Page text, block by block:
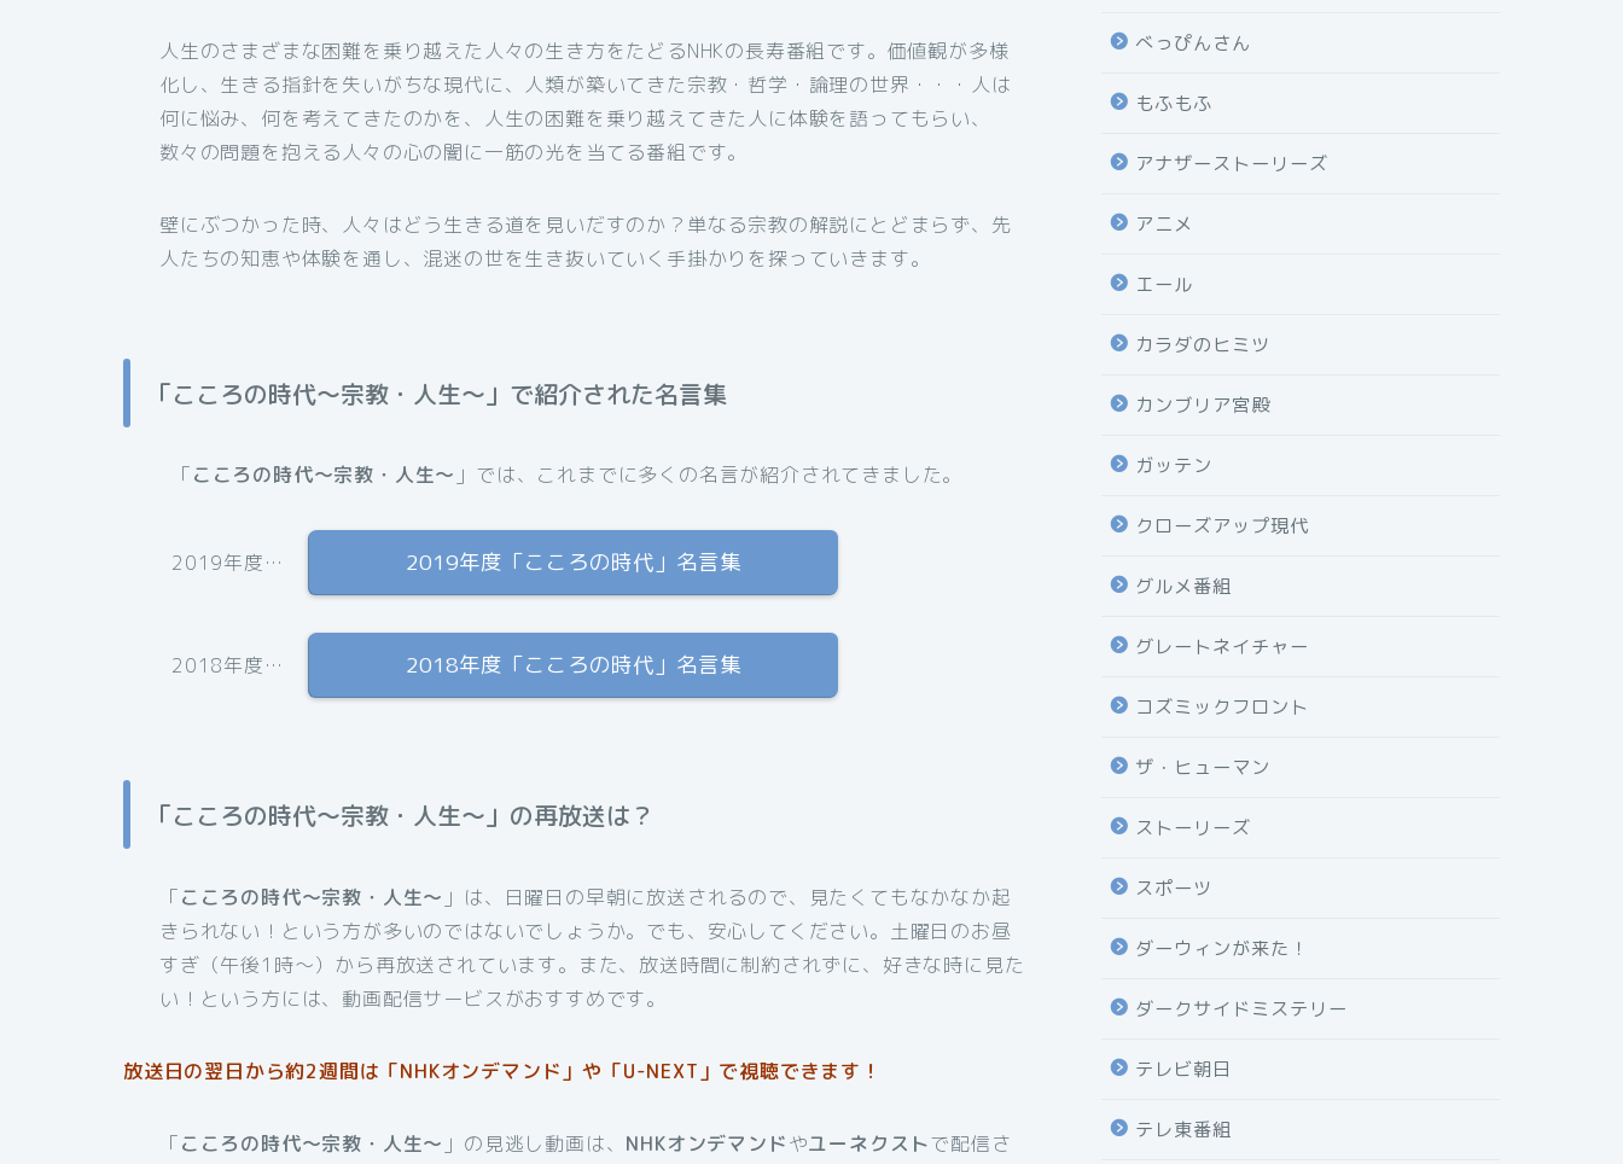
人生のさまざまな困難を乗り越えた人々の生き方をたどるNHKの長寿番組です。価値観が多様
化し、生きる指針を失いがちな現代に、人類が築いてきた宗教・哲学・論理の世界・・・人は
何に悩み、何を考えてきたのかを、人生の困難を乗り越えてきた人に体験を語ってもらい、
数々の問題を抱える人々の心の闇に一筋の光を当てる番組です。
壁にぶつかった時、人々はどう生きる道を見いだすのか？単なる宗教の解説にとどまらず、先
人たちの知恵や体験を通し、混迷の世を生き抜いていく手掛かりを探っていきます。
「こころの時代〜宗教・人生〜」で紹介された名言集
「こころの時代〜宗教・人生〜 」では、これまでに多くの名言が紹介されてきました。
2019年度… 2019年度「こころの時代」名言集
2018年度… 2018年度「こころの時代」名言集
「こころの時代〜宗教・人生〜」の再放送は？
「こころの時代〜宗教・人生〜 」は、日曜日の早朝に放送されるので、見たくてもなかなか起
きられない！という方が多いのではないでしょうか。でも、安心してください。土曜日のお昼
すぎ（午後1時〜）から再放送されています。また、放送時間に制約されずに、好きな時に見た
い！という方には、動画配信サービスがおすすめです。
放送日の翌日から約2週間は「NHKオンデマンド」や「U-NEXT」で視聴できます！
「こころの時代〜宗教・人生〜 」の見逃し動画は、 NHKオンデマンドやユーネクストで配信さ
べっぴんさん
もふもふ
アナザーストーリーズ
アニメ
エール
カラダのヒミツ
カンブリア宮殿
ガッテン
クローズアップ現代
グルメ番組
グレートネイチャー
コズミックフロント
ザ・ヒューマン
ストーリーズ
スポーツ
ダーウィンが来た！
ダークサイドミステリー
テレビ朝日
テレ東番組